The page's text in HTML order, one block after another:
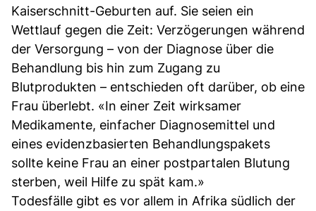
Kaiserschnitt-Geburten auf. Sie seien ein
Wettlauf gegen die Zeit: Verzögerungen während
der Versorgung – von der Diagnose über die
Behandlung bis hin zum Zugang zu
Blutprodukten – entschieden oft darüber, ob eine
Frau überlebt. «In einer Zeit wirksamer
Medikamente, einfacher Diagnosemittel und
eines evidenzbasierten Behandlungspakets
sollte keine Frau an einer postpartalen Blutung
sterben, weil Hilfe zu spät kam.»
Todesfälle gibt es vor allem in Afrika südlich der